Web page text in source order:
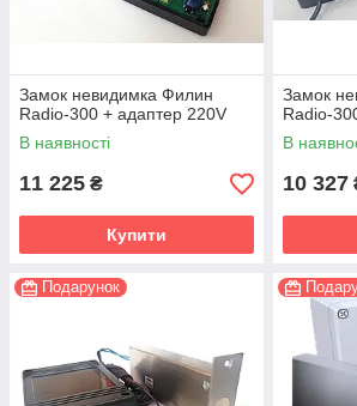
Замок невидимка Филин
Radio-300 + адаптер 220V
В наявності
11 225 ₴
Купити
Замок
Radio-
В
10 327
Подарунок